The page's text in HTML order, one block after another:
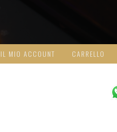
IL MIO ACCOUNT CARRELLO